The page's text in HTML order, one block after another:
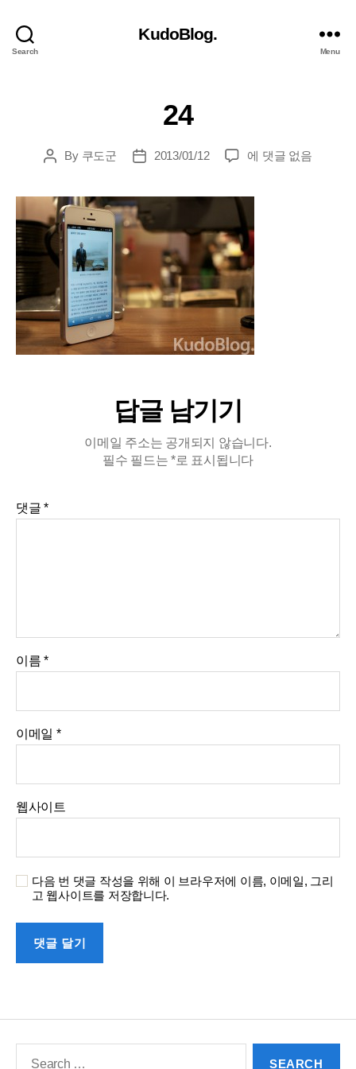
Search
KudoBlog.
Menu
24
PostBy 쿠도군
Post2013/01/12 24
에 댓글 없음
답글 남기기
이메일 주소는 공개되지 않습니다.
필수 필드는*로 표시됩니다
댓글*
이름*
이메일 *
웹사이트
다음 번 댓글 작성을 위해 이 브라우저에 이름, 이메일, 그리
고 웹사이트를 저장합니다.